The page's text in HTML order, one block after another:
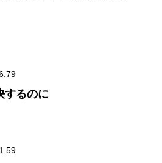
するのに